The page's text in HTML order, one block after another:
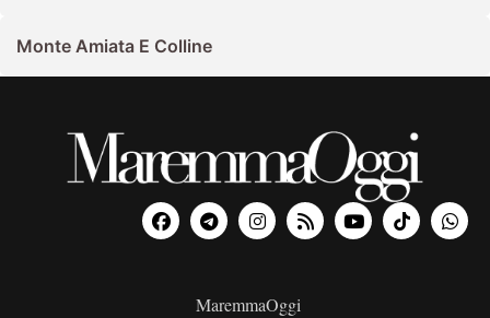
Monte Amiata E Colline
MaremmaOggi